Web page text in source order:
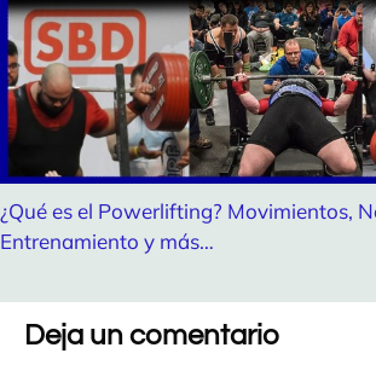
¿Qué es el Powerlifting? Movimientos,
Entrenamiento y más…
Deja un comentario